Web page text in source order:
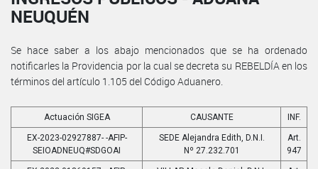
NEUQUÉN
Se hace saber a los abajo mencionados que se ha ordenado
notificarles la Providencia por la cual se decreta su REBELDÍA en los
términos del artículo 1.105 del Código Aduanero.
Actuación SIGEA CAUSANTE INF.
EX-2023-02927887- -AFIP-
SEIOADNEUQ#SDGOAI
SEDE Alejandra Edith, D.N.I.
Nº 27.232.701
Art.
947